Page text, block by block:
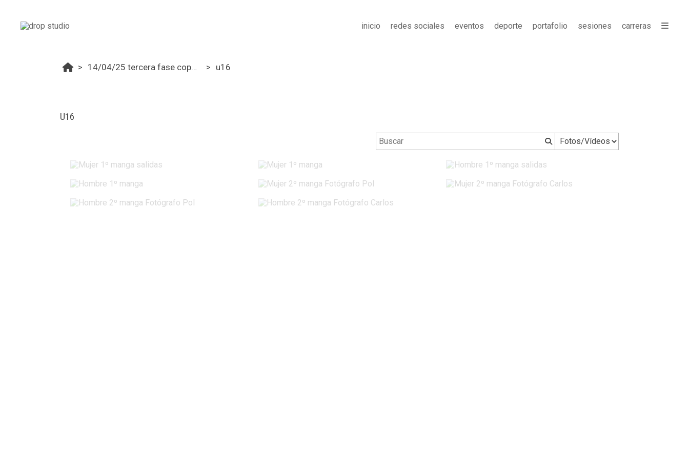
inicio redes sociales eventos deporte portafolio sesiones carreras
14/04/25 tercera fase copa de andalucia u14/u16 u16
U16
Hombre 1º manga salidas
Mujer 2º manga Fotógrafo Pol Mujer 2º manga Fotógrafo Carlos
Hombre 2º manga Fotógrafo Pol Hombre 2º manga Fotógrafo Carlos